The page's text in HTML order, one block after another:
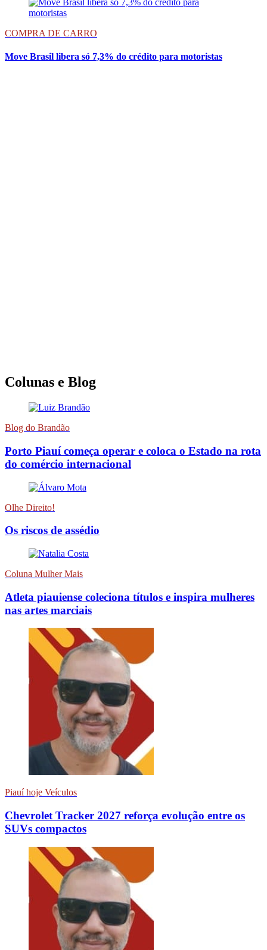
COMPRA DE CARRO
Move Brasil libera só 7,3% do crédito para motoristas
Colunas e Blog
Blog do Brandão
Porto Piauí começa operar e coloca o Estado na rota
do comércio internacional
Olhe Direito!
Os riscos de assédio
Coluna Mulher Mais
Atleta piauiense coleciona títulos e inspira mulheres
nas artes marciais
Piauí hoje Veículos
Chevrolet Tracker 2027 reforça evolução entre os
SUVs compactos